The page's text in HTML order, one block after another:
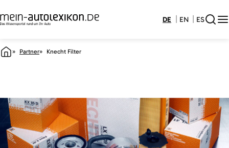
DE EN ES
Partner Knecht Filter